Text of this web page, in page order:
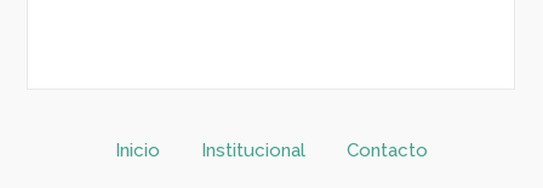
Inicio Institucional Contacto